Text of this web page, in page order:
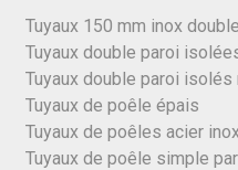
Tuyaux 150 mm inox
Tuyaux double paroi
Tuyaux double paroi isolés
Tuyaux de poêle épais
Tuyaux de poêles acier
Tuyaux de poêle simple